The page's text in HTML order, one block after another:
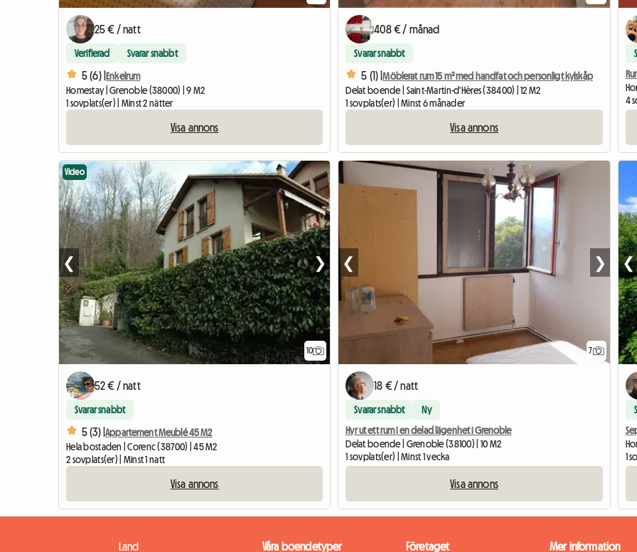
25 € / natt
Verifierad Svarar snabbt
5 (6) |Enkelrum
Homestay | Grenoble (38000) | 9 M2
1 sovplats(er) | Minst 2 nätter
Visa annons
408 € / månad
Svarar snabbt
5 (1) |Möblerat rum 15 m² med handfat och personligt kylskåp
Delat boende | Saint-Martin-d'Hères (38400) | 12 M2
1 sovplats(er) | Minst 6 månader
Visa annons
4
10
Video
❮ ❯
52 € / natt
Svarar snabbt
5 (3) |Appartement Meublé 45 M2
Hela bostaden | Corenc (38700) | 45 M2
2 sovplats(er) | Minst 1 natt
Visa annons
7
❮ ❯
18 € / natt
Svarar snabbt Ny
Hyr ut ett rum i en delad lägenhet i Grenoble
Delat boende | Grenoble (38100) | 10 M2
1 sovplats(er) | Minst 1 vecka
Visa annons
❮
1
Land Våra boendetyper Företaget Mer information